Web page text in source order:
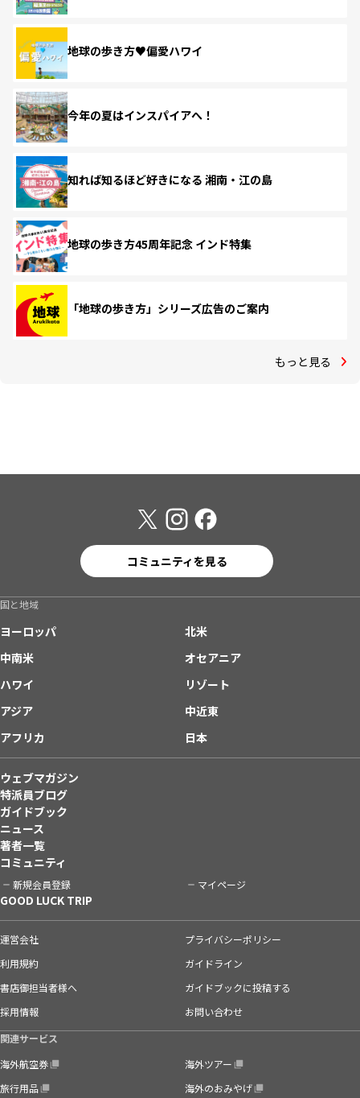
地球の歩き方♥偏愛ハワイ
今年の夏はインスパイアへ！
知れば知るほど好きになる 湘南・江の島
地球の歩き方45周年記念 インド特集
「地球の歩き方」シリーズ広告のご案内
もっと見る
コミュニティを見る
国と地域
ヨーロッパ
北米
中南米
オセアニア
ハワイ
リゾート
アジア
中近東
アフリカ
日本
ウェブマガジン
特派員ブログ
ガイドブック
ニュース
著者一覧
コミュニティ
新規会員登録 マイページ
GOOD LUCK TRIP
運営会社
プライバシーポリシー
利用規約
ガイドライン
書店御担当者様へ
ガイドブックに投稿する
採用情報
お問い合わせ
関連サービス
海外航空券
海外ツアー
旅行用品
海外のおみやげ